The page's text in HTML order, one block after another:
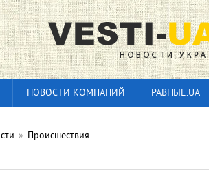
НОВОСТИ КОМПАНИЙ РАВНЫЕ.UA
» Происшествия